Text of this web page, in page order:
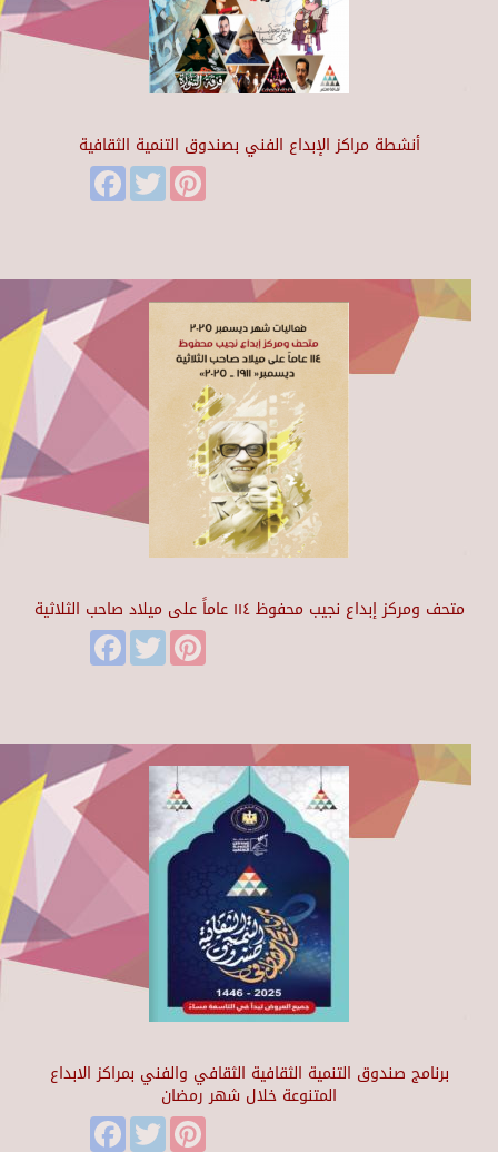
أنشطة مراكز الإبداع الفني بصندوق التنمية الثقافية
FacebookTwitter
متحف ومركز إبداع نجيب محفوظ ١١٤ عاماً على ميلاد صاحب الثلاثية
FacebookTwitter
برنامج صندوق التنمية الثقافية الثقافي والفني بمراكز الابداع
المتنوعة خلال شهر رمضان
FacebookTwitter